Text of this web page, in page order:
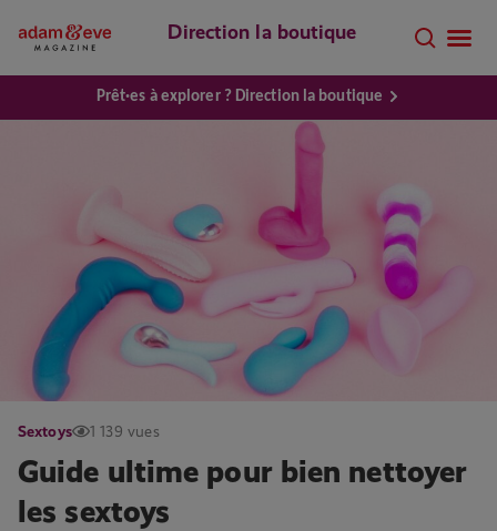
Direction la boutique
Prêt·es à explorer ? Direction la boutique
Sextoys 1 139 vues
Guide ultime pour bien nettoyer
les sextoys